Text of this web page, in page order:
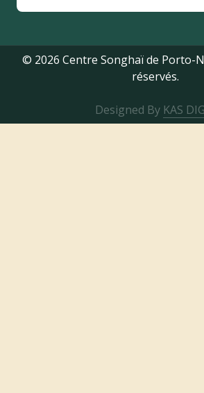
© 2026 Centre Songhaï de Porto-
réservés.
Designed By KAS